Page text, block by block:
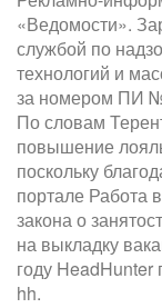
«Ведомости».
службой по
технологий и
за номером ПИ №
По словам
повышение
поскольку
портале Работа
закона о
на выкладку
году HeadHunter
hh.